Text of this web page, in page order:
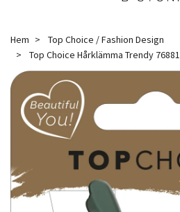
Hem
Top Choice / Fashion Design
Top Choice Hårklämma Trendy 76881